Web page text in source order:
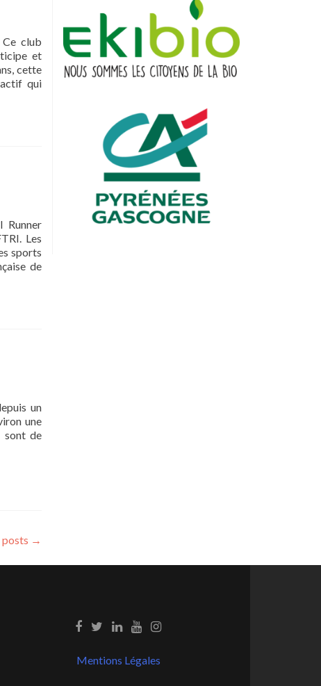
club
et
cette
qui
Runner
Les
sports
de
un
une
sont de
→
Mentions Légales